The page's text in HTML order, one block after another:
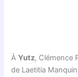
ÀYutz, Clémence
de Laetitia